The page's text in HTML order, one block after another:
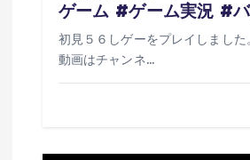
ゲーム #ゲーム実況 #
初見５６しゲーをプレイしまし
動画はチャンネ…